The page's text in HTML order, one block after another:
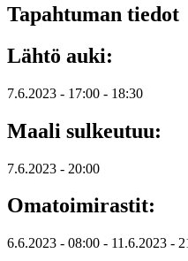
Tapahtuman tiedot
Lähtö auki:
7.6.2023 - 17:00 - 18:30
Maali sulkeutuu:
7.6.2023 - 20:00
Omatoimirastit:
6.6.2023 - 08:00 - 11.6.2023 -